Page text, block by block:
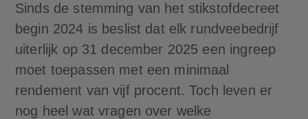
Sinds de stemming van het stikstofdecreet
begin 2024 is beslist dat elk rundveebedrijf
uiterlijk op 31 december 2025 een ingreep
moet toepassen met een minimaal
rendement van vijf procent. Toch leven er
nog heel wat vragen over welke